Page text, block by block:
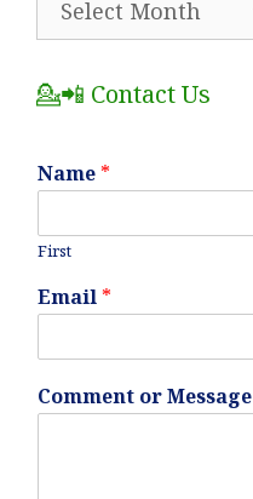
💁📲 Contact Us
Name *
First
Email *
Comment or Message